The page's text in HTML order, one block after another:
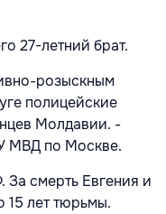
27-летний брат.
розыскным
полицейские
Молдавии. -
МВД по Москве.
За смерть Евгения и
15 лет тюрьмы.